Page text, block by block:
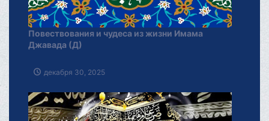
Повествования и чудеса из жизни Имама
Джавада (Д)
декабря 30, 2025